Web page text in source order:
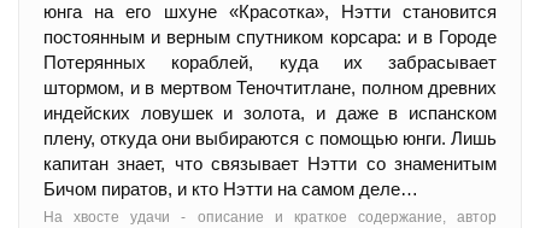
юнга на его шхуне «Красотка», Нэтти становится
постоянным и верным спутником корсара: и в Городе
Потерянных кораблей, куда их забрасывает
штормом, и в мертвом Теночтитлане, полном древних
индейских ловушек и золота, и даже в испанском
плену, откуда они выбираются с помощью юнги. Лишь
капитан знает, что связывает Нэтти со знаменитым
Бичом пиратов, и кто Нэтти на самом деле…
На хвосте удачи - oписание и краткое содержание, автор